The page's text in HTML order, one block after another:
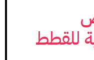
للقطط